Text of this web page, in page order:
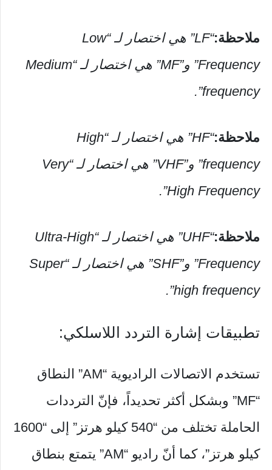
ملاحظة:
“LF” هي اختصار لـ “Low
Frequency” و”MF” هي اختصار لـ “Medium
frequency”.
ملاحظة:
“HF” هي اختصار لـ “High
frequency” و”VHF” هي اختصار لـ “Very
High Frequency”.
ملاحظة:
“UHF” هي اختصار لـ “Ultra-High
Frequency” و”SHF” هي اختصار لـ “Super
high frequency”.
تطبيقات إشارة التردد اللاسلكي:
تستخدم الاتصالات الراديوية “AM” النطاق
“MF” وبشكل أكثر تحديداً، فإنّ الترددات
الحاملة تختلف من “540 كيلو هرتز” إلى “1600
كيلو هرتز”، كما أنّ راديو “AM” يتمتع بنطاق